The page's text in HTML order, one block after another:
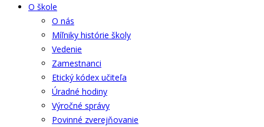
O škole
O nás
Míľniky histórie školy
Vedenie
Zamestnanci
Etický kódex učiteľa
Úradné hodiny
Výročné správy
Povinné zverejňovanie